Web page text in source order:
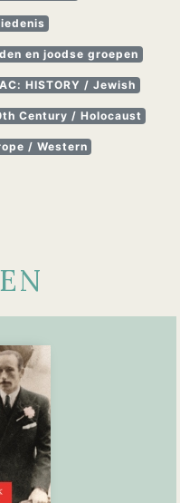
en joodse groepen
HISTORY / Jewish
Century / Holocaust
/ Western